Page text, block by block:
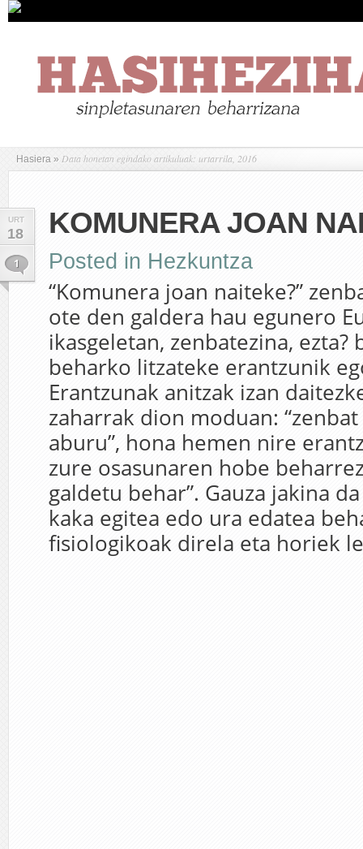
Hasiera » Data honetan egindako artikuluak: urtarrila, 2016
URT
18
1
KOMUNERA JOAN
Posted in Hezkuntza
“Komunera joan naiteke?”
ote den galdera hau egunero
ikasgeletan, zenbatezina, ezta?
beharko litzateke erantzunik
Erantzunak anitzak izan
zaharrak dion moduan:
aburu”, hona hemen nire
zure osasunaren hobe
galdetu behar”. Gauza jakina
kaka egitea edo ura edatea
fisiologikoak direla eta horiek